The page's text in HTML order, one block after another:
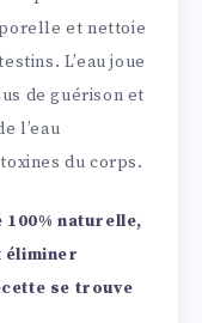
et nettoie
L’eau joue
de guérison et
l’eau
du corps.
naturelle,
se trouve